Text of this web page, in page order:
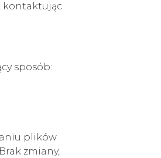
kontaktując
sposób:
plików
zmiany,